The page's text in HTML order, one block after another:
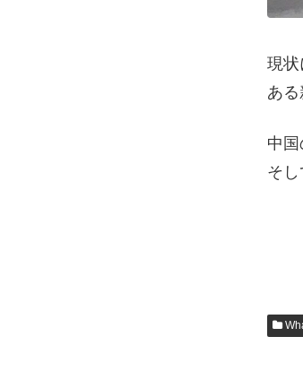
現状
あ
中
そ